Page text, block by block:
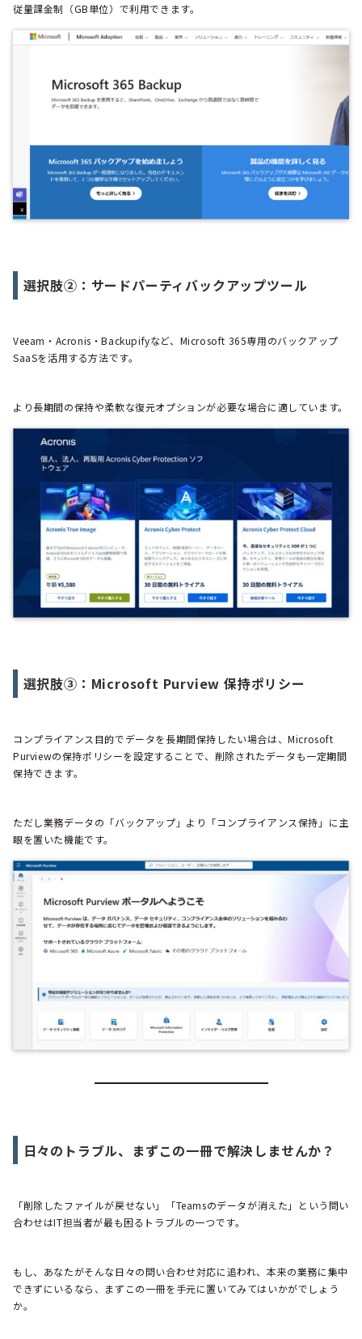
従量課金制（GB単位）で利用できます。
選択肢②：サードパーティバックアップツール
Veeam・Acronis・Backupifyなど、Microsoft 365専用のバックアップ
SaaSを活用する方法です。
より長期間の保持や柔軟な復元オプションが必要な場合に適しています。
選択肢③：Microsoft Purview 保持ポリシー
コンプライアンス目的でデータを長期間保持したい場合は、Microsoft
Purviewの保持ポリシーを設定することで、削除されたデータも一定期間
保持できます。
ただし業務データの「バックアップ」より「コンプライアンス保持」に主
眼を置いた機能です。
日々のトラブル、まずこの一冊で解決しませんか？
「削除したファイルが戻せない」「Teamsのデータが消えた」という問い
合わせはIT担当者が最も困るトラブルの一つです。
もし、あなたがそんな日々の問い合わせ対応に追われ、本来の業務に集中
できずにいるなら、まずこの一冊を手元に置いてみてはいかがでしょう
か。